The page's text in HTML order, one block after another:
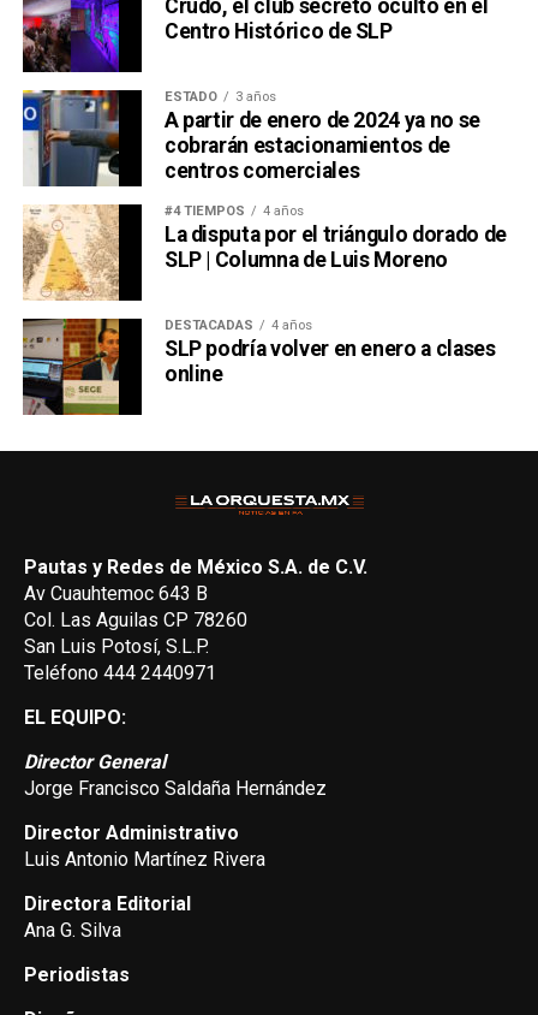
Crudo, el club secreto oculto en el
Centro Histórico de SLP
ESTADO 3 años
A partir de enero de 2024 ya no se
cobrarán estacionamientos de
centros comerciales
#4 TIEMPOS 4 años
La disputa por el triángulo dorado de
SLP | Columna de Luis Moreno
DESTACADAS 4 años
SLP podría volver en enero a clases
online
Pautas y Redes de México S.A. de C.V.
Av Cuauhtemoc 643 B
Col. Las Aguilas CP 78260
San Luis Potosí, S.L.P.
Teléfono 444 2440971
EL EQUIPO:
Director General
Jorge Francisco Saldaña Hernández
Director Administrativo
Luis Antonio Martínez Rivera
Directora Editorial
Ana G. Silva
Periodistas